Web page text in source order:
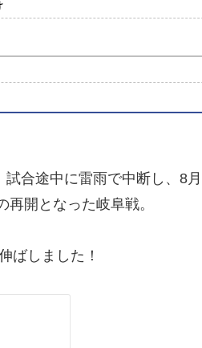
合途中に雷雨で中断し、8月
開となった岐阜戦。
ばしました！